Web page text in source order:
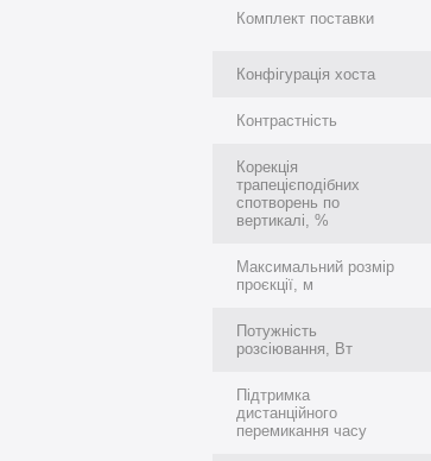
Комплект поставки
Конфігурація хоста
Контрастність
Корекція
трапецієподібних
спотворень по
вертикалі, %
Максимальний розмір
проєкції, м
Потужність
розсіювання, Вт
Підтримка
дистанційного
перемикання часу